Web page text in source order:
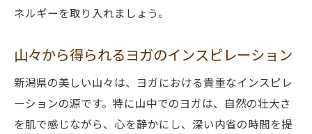
海の音が呼吸法をサポートする
潮風が心身をリフレッシュする
海岸線でのヨガがもたらす心の静けさ
ネルギーを取り入れましょう。
山々から得られるヨガのインスピレーション
新潟県の美しい山々は、ヨガにおける貴重なインスピレ
ーションの源です。特に山中でのヨガは、自然の壮大さ
を肌で感じながら、心を静かにし、深い内省の時間を提